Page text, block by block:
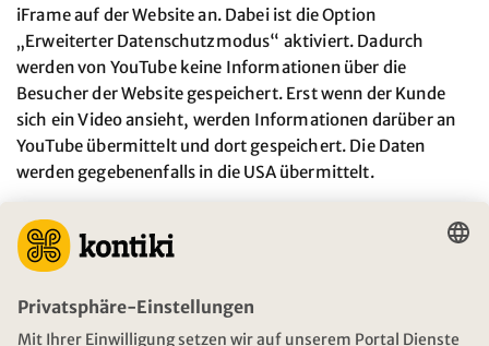
iFrame auf der Website an. Dabei ist die Option
„Erweiterter Datenschutzmodus“ aktiviert. Dadurch
werden von YouTube keine Informationen über die
Besucher der Website gespeichert. Erst wenn der Kunde
sich ein Video ansieht, werden Informationen darüber an
YouTube übermittelt und dort gespeichert. Die Daten
werden gegebenenfalls in die USA übermittelt.
Nähere Informationen zur Erhebung und Nutzung der
Daten durch YouTube und Google, über die
diesbezüglichen Rechte und Möglichkeiten zum Schutz
von YouTube (https://www.youtube.com/t/privacy)